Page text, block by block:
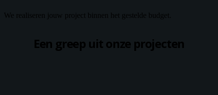
We realiseren jouw project binnen het gestelde budget.
Een greep uit onze projecten